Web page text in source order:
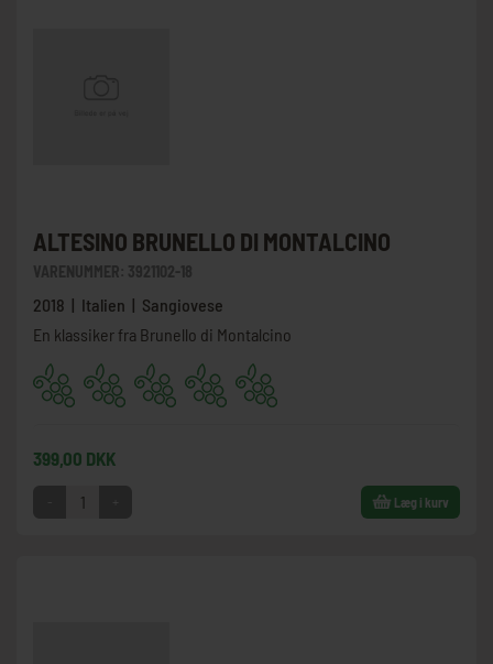
ALTESINO BRUNELLO DI MONTALCINO
VARENUMMER: 3921102-18
2018 | Italien | Sangiovese
En klassiker fra Brunello di Montalcino
399,00 DKK
Læg i kurv